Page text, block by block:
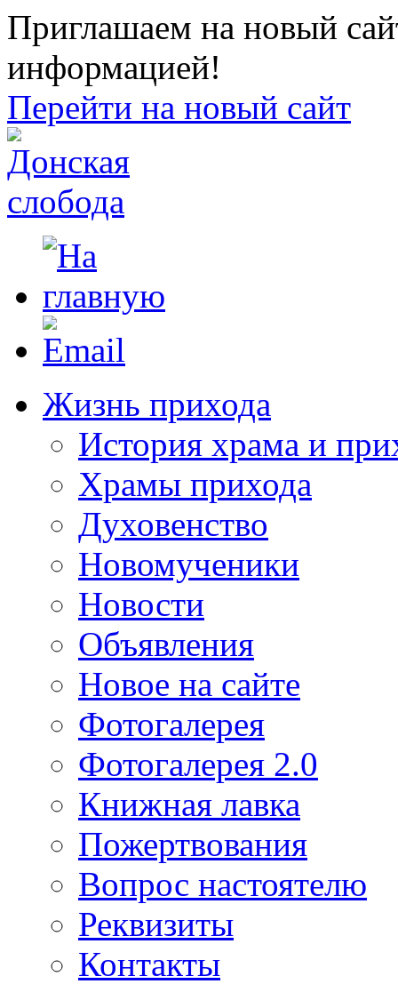
Приглашаем на новый
информацией!
Перейти на новый сайт
Жизнь прихода
История храма и
Храмы прихода
Духовенство
Новомученики
Новости
Объявления
Новое на сайте
Фотогалерея
Фотогалерея 2.0
Книжная лавка
Пожертвования
Вопрос настоятелю
Реквизиты
Контакты